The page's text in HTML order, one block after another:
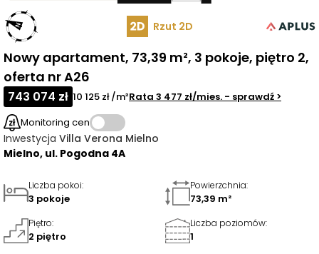
Nowy apartament, 73,39 m², 3 pokoje, piętro 2,
oferta nr A26
743 074 zł 10 125 zł /m²Rata 3 477 zł/mies. - sprawdź >
Monitoring cen
Inwestycja Villa Verona Mielno
Mielno, ul. Pogodna 4A
Rzut 2D
Liczba pokoi:
3 pokoje
Powierzchnia:
73,39 m²
Piętro:
2 piętro
Liczba poziomów:
1